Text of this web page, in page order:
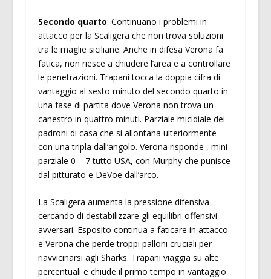
Secondo quarto: Continuano i problemi in
attacco per la Scaligera che non trova soluzioni
tra le maglie siciliane. Anche in difesa Verona fa
fatica, non riesce a chiudere l’area e a controllare
le penetrazioni. Trapani tocca la doppia cifra di
vantaggio al sesto minuto del secondo quarto in
una fase di partita dove Verona non trova un
canestro in quattro minuti. Parziale micidiale dei
padroni di casa che si allontana ulteriormente
con una tripla dall’angolo. Verona risponde , mini
parziale 0 – 7 tutto USA, con Murphy che punisce
dal pitturato e DeVoe dall’arco.
La Scaligera aumenta la pressione difensiva
cercando di destabilizzare gli equilibri offensivi
avversari. Esposito continua a faticare in attacco
e Verona che perde troppi palloni cruciali per
riavvicinarsi agli Sharks. Trapani viaggia su alte
percentuali e chiude il primo tempo in vantaggio